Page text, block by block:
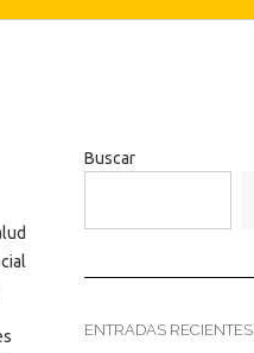
Buscar
ENTRADAS RECIENTES